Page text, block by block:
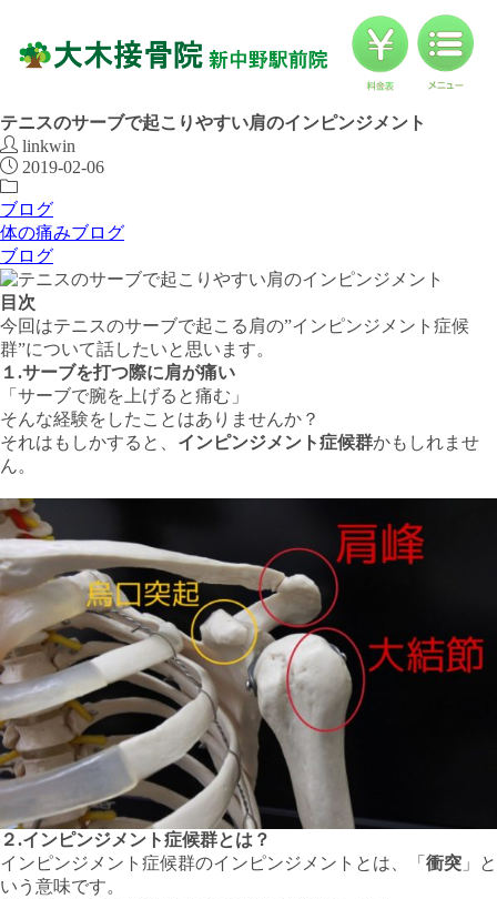
対応症状一覧
ブログ
お客様の声
アクセス
テニスのサーブで起こりやすい肩のインピンジメント
linkwin
2019-02-06
ブログ
体の痛みブログ
ブログ
目次
今回はテニスのサーブで起こる肩の”インピンジメント症候
群”について話したいと思います。
１.サーブを打つ際に肩が痛い
「サーブで腕を上げると痛む」
そんな経験をしたことはありませんか？
それはもしかすると、 インピンジメント症候群かもしれませ
ん。
２.インピンジメント症候群とは？
インピンジメント症候群のインピンジメントとは、「 衝突 」と
いう意味です。